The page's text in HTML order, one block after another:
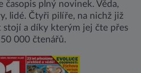
časopis plný novinek. Věda,
lidé. Čtyři pilíře, na nichž již
stojí a díky kterým jej čte přes
000 čtenářů.